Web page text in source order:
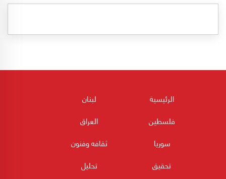
الرئيسية
لبنان
فلسطين
العراق
سوريا
ثقافه وفنون
تحقيق
تحليل